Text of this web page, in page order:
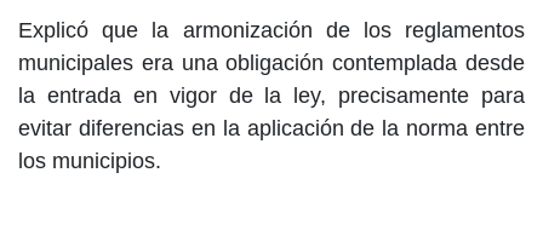
Explicó que la armonización de los reglamentos
municipales era una obligación contemplada desde
la entrada en vigor de la ley, precisamente para
evitar diferencias en la aplicación de la norma entre
los municipios.